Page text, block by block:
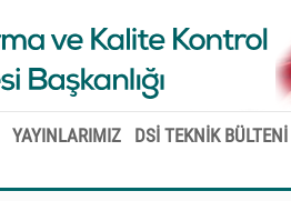
YAYINLARIMIZ DSİ TEKNİK BÜLTENİ